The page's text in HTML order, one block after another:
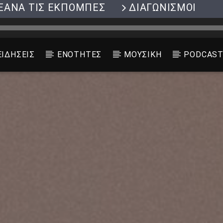
ΤΙΣ ΕΚΠΟΜΠΕΣ ΔΙΑΓΩΝΙΣΜΟΙ
ΕΝΟΤΗΤΕΣ ΜΟΥΣΙΚΗ